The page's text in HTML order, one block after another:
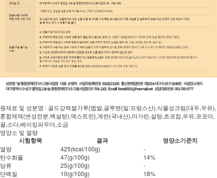
원재료 및 성분명 : 골드강력쌀가루{멥쌀,글루텐(밀:프랑스산),식물성크림(대두,우유),
혼합제제(변성전분,백설탕),덱스트린},계란(국내산),마가린,설탕,초코칩,우유,코코아,
꿀,소다,베이킹파우더,소금
영양소 및 열량
시험항목 결과 영양소기준치
열량 425(kcal/100g)
-
탄수화물
47(g/100g)
14%
당류
25(g/100g)
-
단백질
10(g/100g)
18%